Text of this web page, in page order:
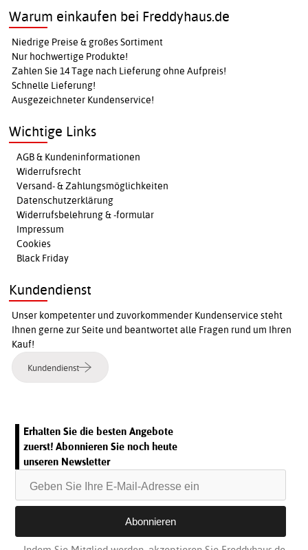
Warum einkaufen bei Freddyhaus.de
Niedrige Preise & großes Sortiment
Nur hochwertige Produkte!
Zahlen Sie 14 Tage nach Lieferung ohne Aufpreis!
Schnelle Lieferung!
Ausgezeichneter Kundenservice!
Wichtige Links
AGB & Kundeninformationen
Widerrufsrecht
Versand- & Zahlungsmöglichkeiten
Datenschutzerklärung
Widerrufsbelehrung & -formular
Impressum
Cookies
Black Friday
Kundendienst
Unser kompetenter und zuvorkommender Kundenservice steht
Ihnen gerne zur Seite und beantwortet alle Fragen rund um Ihren
Kauf!
Kundendienst
Erhalten Sie die besten Angebote
zuerst! Abonnieren Sie noch heute
unseren Newsletter